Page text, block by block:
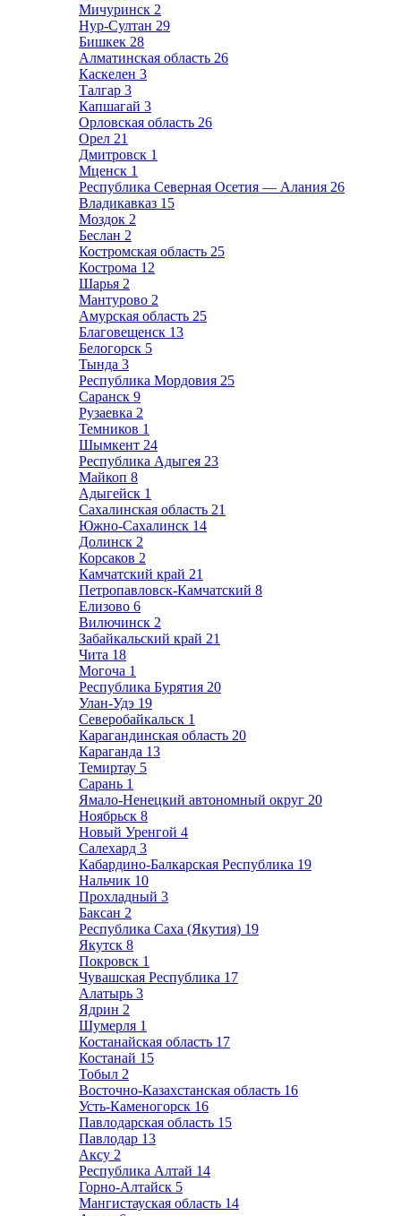
Мичуринск 2
Нур-Султан 29
Бишкек 28
Алматинская область 26
Каскелен 3
Талгар 3
Капшагай 3
Орловская область 26
Орел 21
Дмитровск 1
Мценск 1
Республика Северная Осетия — Алания 26
Владикавказ 15
Моздок 2
Беслан 2
Костромская область 25
Кострома 12
Шарья 2
Мантурово 2
Амурская область 25
Благовещенск 13
Белогорск 5
Тында 3
Республика Мордовия 25
Саранск 9
Рузаевка 2
Темников 1
Шымкент 24
Республика Адыгея 23
Майкоп 8
Адыгейск 1
Сахалинская область 21
Южно-Сахалинск 14
Долинск 2
Корсаков 2
Камчатский край 21
Петропавловск-Камчатский 8
Елизово 6
Вилючинск 2
Забайкальский край 21
Чита 18
Могоча 1
Республика Бурятия 20
Улан-Удэ 19
Северобайкальск 1
Карагандинская область 20
Караганда 13
Темиртау 5
Сарань 1
Ямало-Ненецкий автономный округ 20
Ноябрьск 8
Новый Уренгой 4
Салехард 3
Кабардино-Балкарская Республика 19
Нальчик 10
Прохладный 3
Баксан 2
Республика Саха (Якутия) 19
Якутск 8
Покровск 1
Чувашская Республика 17
Алатырь 3
Ядрин 2
Шумерля 1
Костанайская область 17
Костанай 15
Тобыл 2
Восточно-Казахстанская область 16
Усть-Каменогорск 16
Павлодарская область 15
Павлодар 13
Аксу 2
Республика Алтай 14
Горно-Алтайск 5
Мангистауская область 14